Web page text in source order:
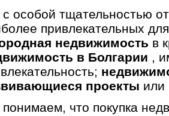
особой тщательностью
привлекательных
недвижимость в
в Болгарии ,
проекты или
что покупка